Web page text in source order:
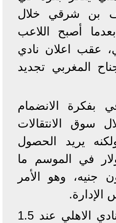
بن شرقي خلال
أصبح اللاعب
عقب اعلان نادي
المغربي تجديد
الانضمام
سوق الانتقالات
2022، ولكنه يريد الحصول
دولار في الموسم ما
مليون جنيه، وهو الأمر
وتوقف عرض النادي الاهلي عند 1.5